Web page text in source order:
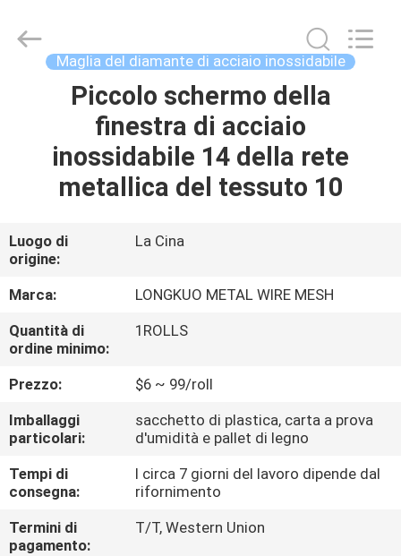
PRODOTTI
CHI
SIAMO
GIRO
DELLA
FABBRICA
CONTROLLO
DI
QUALITÀ
Enterprise
Management
Maglia del diamante di acciaio inossidabile
Piccolo schermo della
finestra di acciaio
inossidabile 14 della rete
metallica del tessuto 10
Luogo di
origine:
La Cina
Marca:
LONGKUO METAL WIRE MESH
Quantità di
ordine minimo:
1ROLLS
Prezzo:
$6 ~ 99/roll
Imballaggi
particolari:
sacchetto di plastica, carta a prova
d'umidità e pallet di legno
Tempi di
consegna:
I circa 7 giorni del lavoro dipende dal
rifornimento
Termini di
pagamento:
T/T, Western Union